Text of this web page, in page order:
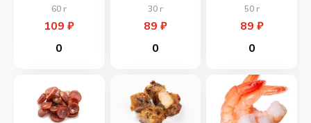
60 г
109₽
0
30г
89 ₽
0
50г
89 ₽
0